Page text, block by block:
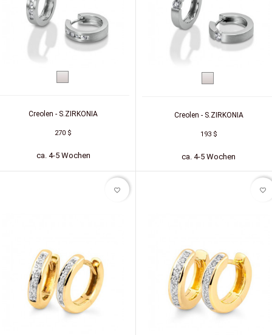
Creolen - S.ZIRKONIA
270 $
ca. 4-5 Wochen
Creolen - S.ZIRKONIA
193 $
ca. 4-5 Wochen
favorite_border favorite_border